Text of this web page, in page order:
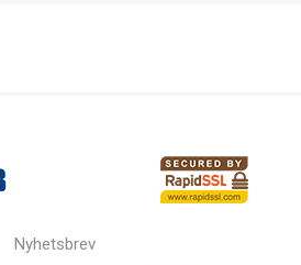
Nyhetsbrev